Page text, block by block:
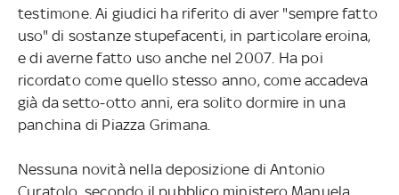
testimone. Ai giudici ha riferito di aver "sempre fatto
uso" di sostanze stupefacenti, in particolare eroina,
e di averne fatto uso anche nel 2007. Ha poi
ricordato come quello stesso anno, come accadeva
già da setto-otto anni, era solito dormire in una
panchina di Piazza Grimana.
Nessuna novità nella deposizione di Antonio
Curatolo, secondo il pubblico ministero Manuela